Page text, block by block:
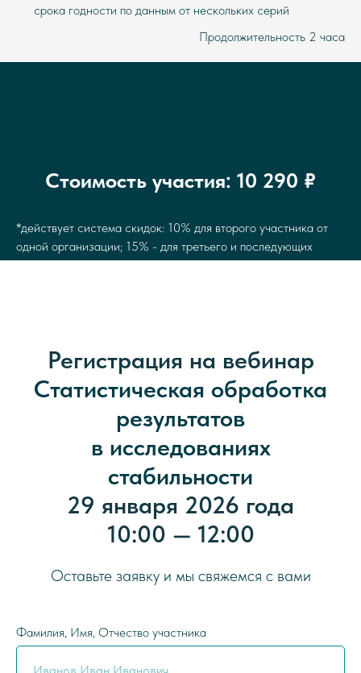
срока годности по данным от нескольких серий
Продолжительность 2 часа
Стоимость участия: 10 290 ₽
*действует система скидок: 10% для второго участника от
одной организации; 15% - для третьего и последующих
Регистрация на вебинар
Статистическая обработка
результатов
в исследованиях
стабильности
29 января 2026 года
10:00 — 12:00
Оставьте заявку и мы свяжемся с вами
Фамилия, Имя, Отчество участника